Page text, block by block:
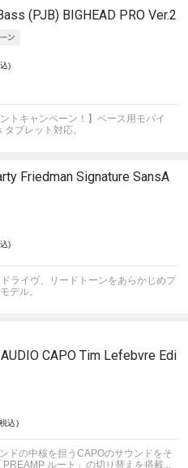
(PJB) BIGHEAD PRO Ver.2
)
トキャンペーン！】ベース用モバイ
ブレット対応。
Friedman Signature SansA
)
ライヴ、リードトーンをあらかじめプ
デル。
CAPO Tim Lefebvre Edi
込)
ドの中核を担うCAPOのサウンドをそ
ルート」の切り替えを搭載...